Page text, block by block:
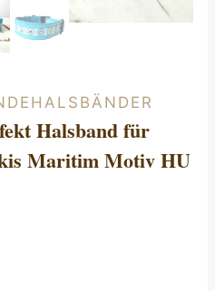
Halsband für
Maritim Motiv HU